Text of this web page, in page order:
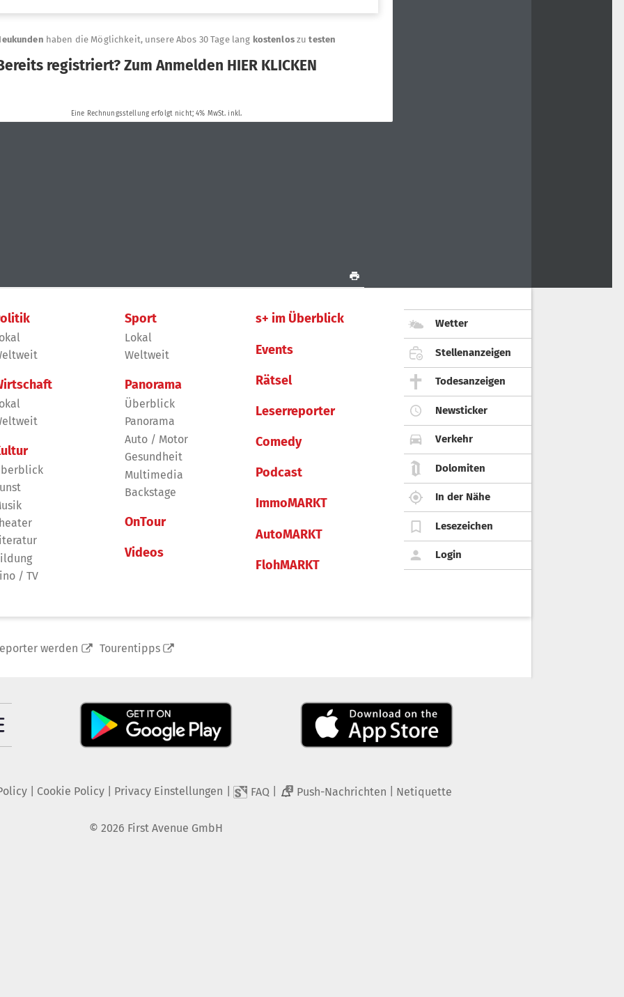
/ TV
Sport
Lokal
Weltweit
Panorama
Überblick
Panorama
Auto / Motor
Gesundheit
Multimedia
Backstage
OnTour
Videos
s+ im Überblick
Events
Rätsel
Leserreporter
Comedy
Podcast
ImmoMARKT
AutoMARKT
FlohMARKT
Wetter
Stellenanzeigen
Todesanzeigen
Newsticker
Verkehr
Dolomiten
In der Nähe
Lesezeichen
Login
werden Tourentipps
| Cookie Policy| Privacy Einstellungen FAQ 2 Push-Nachrichten Netiquette
© 2026 First Avenue GmbH